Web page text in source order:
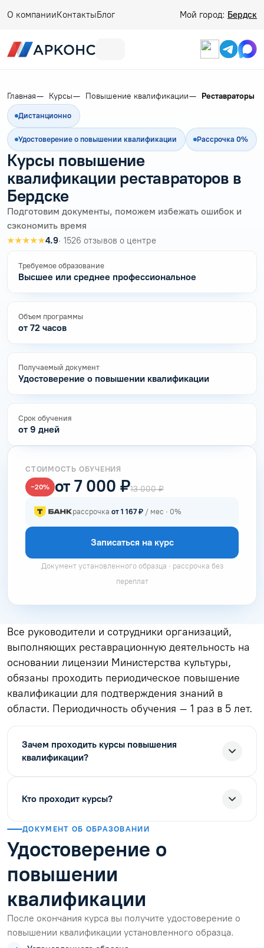
О компанииКонтактыБлог Мой город: Бердск
Главная Курсы Повышение квалификации Реставраторы
Дистанционно
Удостоверение о повышении квалификации Рассрочка 0%
Курсы повышение
квалификации реставраторов в
Бердске
Подготовим документы, поможем избежать ошибок и
сэкономить время
★★★★★4.9· 1526 отзывов о центре
Требуемое образование
Высшее или среднее профессиональное
Объем программы
от 72 часов
Получаемый документ
Удостоверение о повышении квалификации
Срок обучения
от 9 дней
СТОИМОСТЬ ОБУЧЕНИЯ
−20% от 7 000 ₽13 000 ₽
рассрочка от 1 167 ₽ / мес · 0%
Записаться на курс
Документ установленного образца · рассрочка без
переплат
Все руководители и сотрудники организаций,
выполняющих реставрационную деятельность на
основании лицензии Министерства культуры,
обязаны проходить периодическое повышение
квалификации для подтверждения знаний в
области. Периодичность обучения – 1 раз в 5 лет.
Зачем проходить курсы повышения
квалификации?
Кто проходит курсы?
ДОКУМЕНТ ОБ ОБРАЗОВАНИИ
Удостоверение о
повышении
квалификации
После окончания курса вы получите удостоверение о
повышении квалификации установленного образца.